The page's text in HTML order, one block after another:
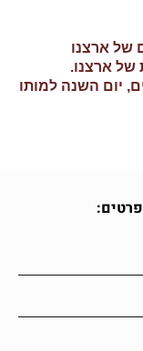
של ארצנו
של ארצנו.
יום השנה למותו